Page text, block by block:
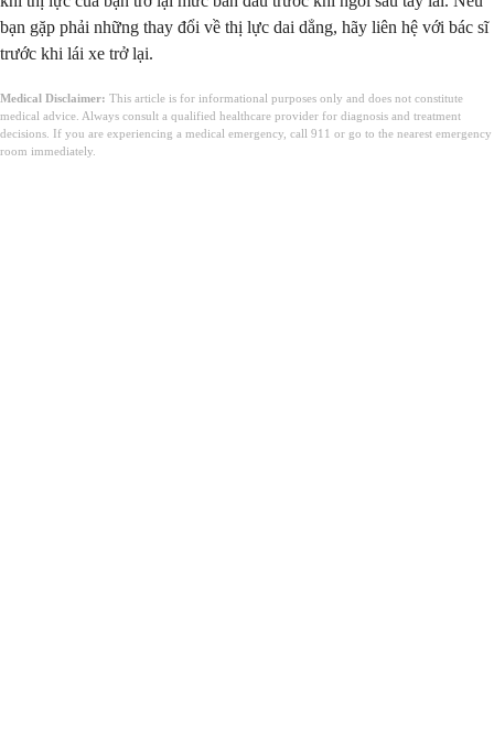
bạn gặp phải những thay đổi về thị lực dai dẳng, hãy liên hệ với bác sĩ
trước khi lái xe trở lại.
Medical Disclaimer: This article is for informational purposes only and does not constitute
medical advice. Always consult a qualified healthcare provider for diagnosis and treatment
decisions. If you are experiencing a medical emergency, call 911 or go to the nearest emergency
room immediately.